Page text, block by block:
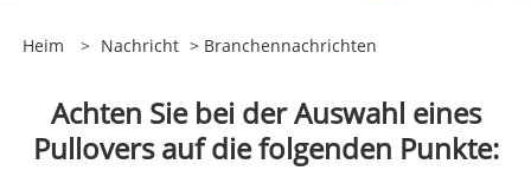
Heim > Nachricht > Branchennachrichten
Achten Sie bei der Auswahl eines
Pullovers auf die folgenden Punkte: